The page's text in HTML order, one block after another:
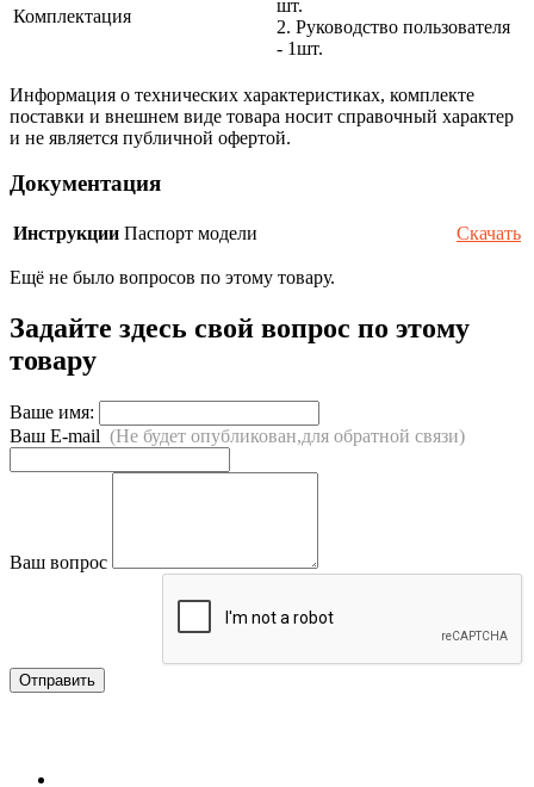
Комплектация
шт.
2. Руководство пользователя
- 1шт.
Информация о технических характеристиках, комплекте
поставки и внешнем виде товара носит справочный характер
и не является публичной офертой.
Документация
Инструкции Паспорт модели Скачать
Ещё не было вопросов по этому товару.
Задайте здесь свой вопрос по этому
товару
Ваше имя:
Ваш E-mail (Не будет опубликован,для обратной связи)
Ваш вопрос
Отправить